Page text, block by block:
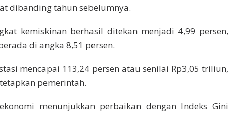
dibanding tahun sebelumnya.
kemiskinan berhasil ditekan menjadi 4,99 persen,
di angka 8,51 persen.
mencapai 113,24 persen atau senilai Rp3,05 triliun,
pemerintah.
menunjukkan perbaikan dengan Indeks Gini